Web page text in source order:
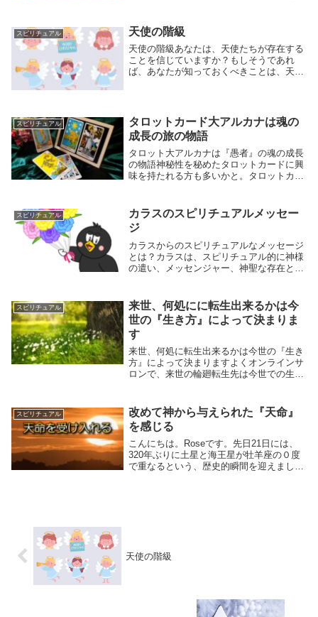
り（降誕会）」になります。父のお墓があ
る曹洞宗を...
スピリチュアル 天使の階級
天使の階級あなたは、天使たちが存在する
ことを信じていますか？もしそうであれ
ば、あなたが知っておくべきことは、天使
それぞれの階級...
スピリチュアル
タロットカード大アルカナは魂の
成長の旅の物語
タロット大アルカナは『愚者』の魂の成長
の物語神秘性を秘めたタロットカードに興
味を持たれる方も多いかと。タロットカー
は魂の成長の旅をサポートしてくれる強力
なツールにな...
スピリチュアル
カラスのスピリチュアルメッセー
ジ
カラスからのスピリチュアルなメッセージ
とは？カラスは、スピリチュアル的に神様
の遣い、メッセンジャー、神聖な存在とさ
ことが起こるのでは………』と、不安にな
る方も多いで...
スピリチュアル
来世、何処にに転生出来るかは今
世の『生き方』によって決まりま
す
来世、何処に転生出来るかは今世の『生き
方』によって決まりますよくオンラインサ
ロンで、来世の輪廻転生先は今世での生き
かったともお伝えしています。今でも心か
らそう思いま...
スピリチュアル
改めて神から与えられた『天命』
を感じる
こんにちは。Roseです。先日21日には、
320年ぶりに土星と海王星が牡羊座の０度
で重なるという、歴史的瞬間を迎えまし
天使の階級